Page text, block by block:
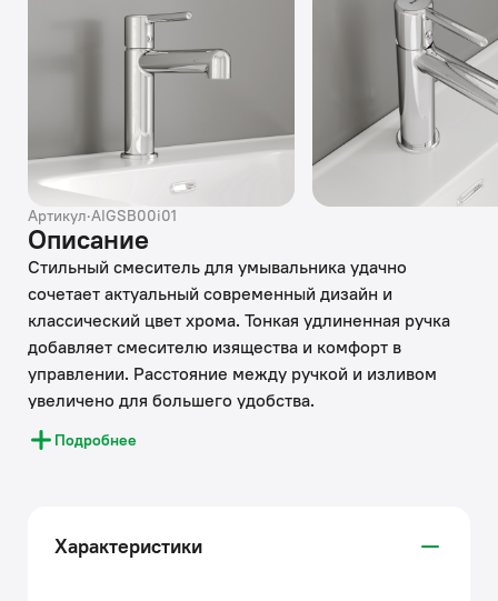
Артикул·AIGSB00i01
Описание
Стильный смеситель для умывальника удачно
сочетает актуальный современный дизайн и
классический цвет хрома. Тонкая удлиненная ручка
добавляет смесителю изящества и комфорт в
управлении. Расстояние между ручкой и изливом
увеличено для большего удобства.
• Керамический картридж обеспечивает точную
• Силиконовый аэратор Neoperl® гарантирует
ровный и мягкий поток воды без брызг. Легко
Подробнее
Характеристики